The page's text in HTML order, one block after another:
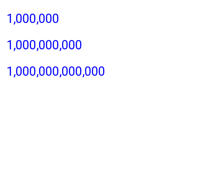
1,000,000
1,000,000,000
1,000,000,000,000